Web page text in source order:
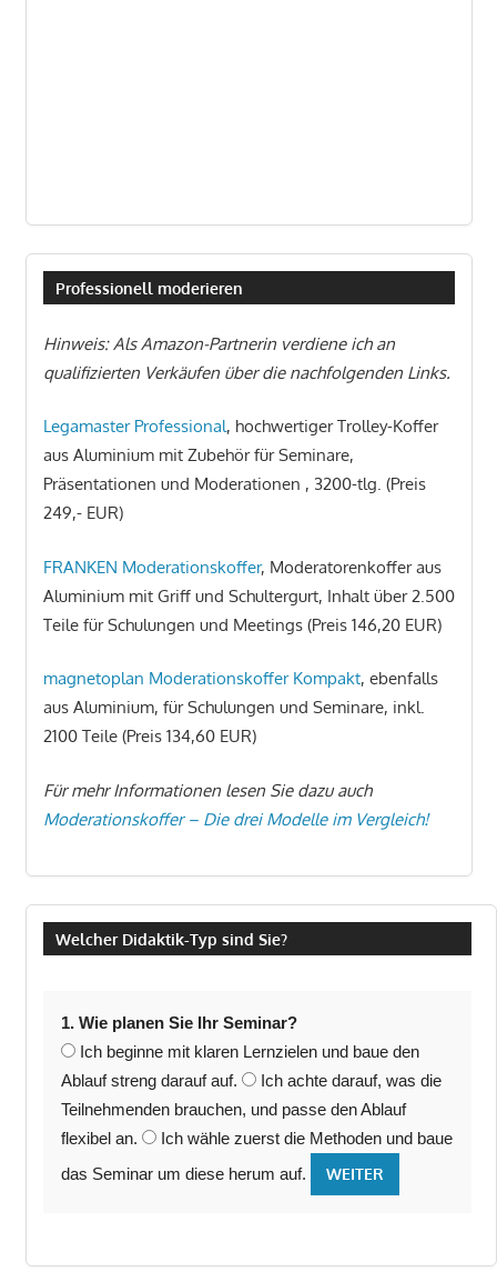
Professionell moderieren
Hinweis: Als Amazon-Partnerin verdiene ich an
qualifizierten Verkäufen über die nachfolgenden Links.
Legamaster Professional, hochwertiger Trolley-Koffer
aus Aluminium mit Zubehör für Seminare,
Präsentationen und Moderationen , 3200-tlg. (Preis
249,- EUR)
FRANKEN Moderationskoffer, Moderatorenkoffer aus
Aluminium mit Griff und Schultergurt, Inhalt über 2.500
Teile für Schulungen und Meetings (Preis 146,20 EUR)
magnetoplan Moderationskoffer Kompakt, ebenfalls
aus Aluminium, für Schulungen und Seminare, inkl.
2100 Teile (Preis 134,60 EUR)
Für mehr Informationen lesen Sie dazu auch
Moderationskoffer – Die drei Modelle im Vergleich!
Welcher Didaktik-Typ sind Sie?
1. Wie planen Sie Ihr Seminar?
Ich beginne mit klaren Lernzielen und baue den
Ablauf streng darauf auf.
Ich achte darauf, was die
Teilnehmenden brauchen, und passe den Ablauf
flexibel an.
Ich wähle zuerst die Methoden und baue
das Seminar um diese herum auf.
WEITER